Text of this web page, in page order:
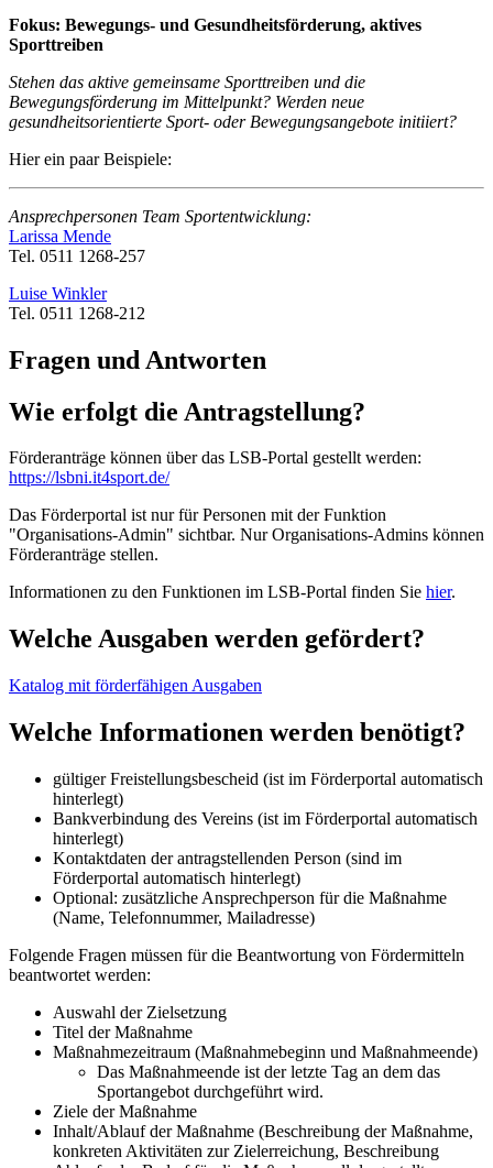
Fokus: Bewegungs- und Gesundheitsförderung, aktives
Sporttreiben
Stehen das aktive gemeinsame Sporttreiben und die
Bewegungsförderung im Mittelpunkt? Werden neue
gesundheitsorientierte Sport- oder Bewegungsangebote initiiert?
Hier ein paar Beispiele:
Ansprechpersonen Team Sportentwicklung:
Larissa Mende
Tel. 0511 1268-257
Luise Winkler
Tel. 0511 1268-212
Fragen und Antworten
Wie erfolgt die Antragstellung?
Förderanträge können über das LSB-Portal gestellt werden:
https://lsbni.it4sport.de/
Das Förderportal ist nur für Personen mit der Funktion
"Organisations-Admin" sichtbar. Nur Organisations-Admins können
Förderanträge stellen.
Informationen zu den Funktionen im LSB-Portal finden Sie hier.
Welche Ausgaben werden gefördert?
Katalog mit förderfähigen Ausgaben
Welche Informationen werden benötigt?
gültiger Freistellungsbescheid (ist im Förderportal automatisch
hinterlegt)
Bankverbindung des Vereins (ist im Förderportal automatisch
hinterlegt)
Kontaktdaten der antragstellenden Person (sind im
Förderportal automatisch hinterlegt)
Optional: zusätzliche Ansprechperson für die Maßnahme
(Name, Telefonnummer, Mailadresse)
Folgende Fragen müssen für die Beantwortung von Fördermitteln
beantwortet werden:
Auswahl der Zielsetzung
Titel der Maßnahme
Maßnahmezeitraum (Maßnahmebeginn und Maßnahmeende)
Das Maßnahmeende ist der letzte Tag an dem das
Sportangebot durchgeführt wird.
Ziele der Maßnahme
Inhalt/Ablauf der Maßnahme (Beschreibung der Maßnahme,
konkreten Aktivitäten zur Zielerreichung, Beschreibung